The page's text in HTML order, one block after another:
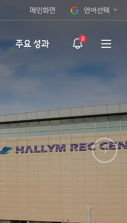
메인화면 언어선택
주요 성과 2